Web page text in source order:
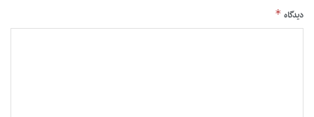
دیدگاه *